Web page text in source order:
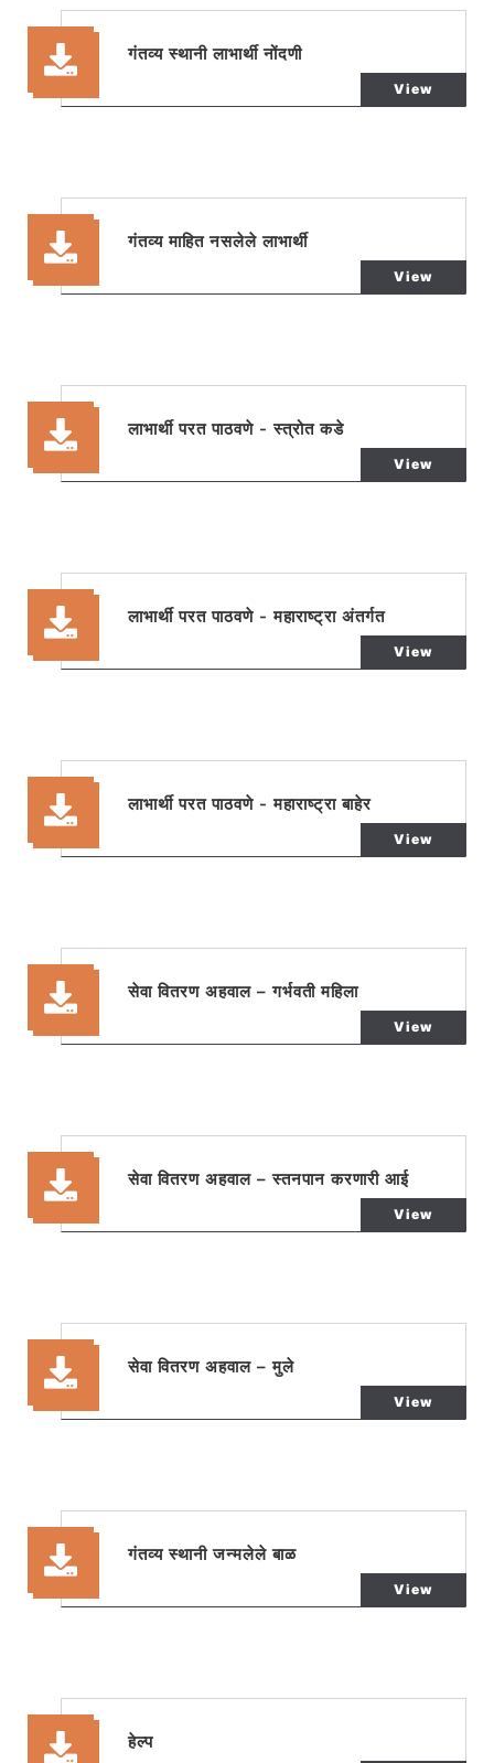
गंतव्य स्थानी लाभार्थी नोंदणी
View
गंतव्य माहित नसलेले लाभार्थी
View
लाभार्थी परत पाठवणे - स्त्रोत कडे
View
लाभार्थी परत पाठवणे - महाराष्ट्रा अंतर्गत
View
लाभार्थी परत पाठवणे - महाराष्ट्रा बाहेर
View
सेवा वितरण अहवाल – गर्भवती महिला
View
सेवा वितरण अहवाल – स्तनपान करणारी आई
View
सेवा वितरण अहवाल – मुले
View
गंतव्य स्थानी जन्मलेले बाळ
View
हेल्प